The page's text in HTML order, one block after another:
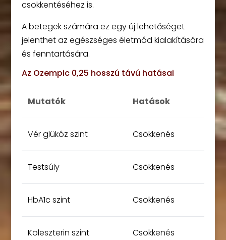
csökkentéséhez is.
A betegek számára ez egy új lehetőséget
jelenthet az egészséges életmód kialakítására
és fenntartására.
Az Ozempic 0,25 hosszú távú hatásai
Mutatók Hatások
Vér glükóz szint Csökkenés
Testsúly Csökkenés
HbA1c szint Csökkenés
Koleszterin szint Csökkenés